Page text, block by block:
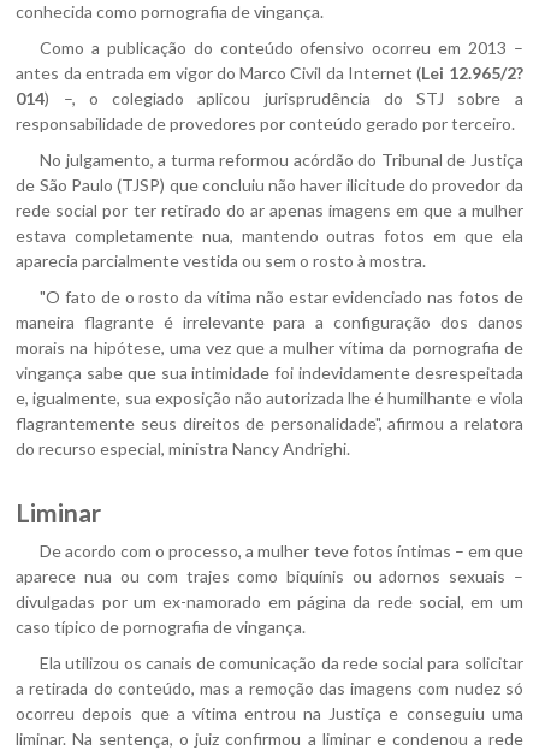
conhecida como pornografia de vingança.
Como a publicação do conteúdo ofensivo ocorreu em 2013 –
antes da entrada em vigor do Marco Civil da Internet (Lei 12.965/2?
014) –, o colegiado aplicou jurisprudência do STJ sobre a
responsabilidade de provedores por conteúdo gerado por terceiro.
No julgamento, a turma reformou acórdão do Tribunal de Justiça
de São Paulo (TJSP) que concluiu não haver ilicitude do provedor da
rede social por ter retirado do ar apenas imagens em que a mulher
estava completamente nua, mantendo outras fotos em que ela
aparecia parcialmente vestida ou sem o rosto à mostra.
"O fato de o rosto da vítima não estar evidenciado nas fotos de
maneira flagrante é irrelevante para a configuração dos danos
morais na hipótese, uma vez que a mulher vítima da pornografia de
vingança sabe que sua intimidade foi indevidamente desrespeitada
e, igualmente, sua exposição não autorizada lhe é humilhante e viola
flagrantemente seus direitos de personalidade", afirmou a relatora
do recurso especial, ministra Nancy Andrighi.
Liminar
De acordo com o processo, a mulher teve fotos íntimas – em que
aparece nua ou com trajes como biquínis ou adornos sexuais –
divulgadas por um ex-namorado em página da rede social, em um
caso típico de pornografia de vingança.
Ela utilizou os canais de comunicação da rede social para solicitar
a retirada do conteúdo, mas a remoção das imagens com nudez só
ocorreu depois que a vítima entrou na Justiça e conseguiu uma
liminar. Na sentença, o juiz confirmou a liminar e condenou a rede